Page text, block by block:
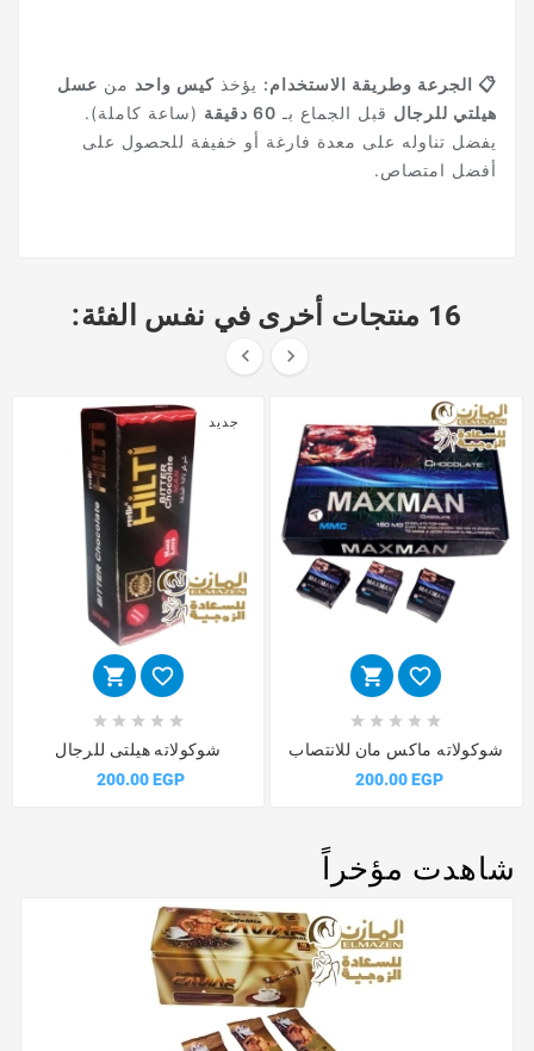
📋 الجرعة وطريقة الاستخدام: يؤخذ كيس واحد من عسل
هيلتي للرجال قبل الجماع بـ 60 دقيقة
(ساعة كاملة).
يفضل تناوله على معدة فارغة أو خفيفة للحصول على
أفضل امتصاص.
16 منتجات أخرى في نفس الفئة:
 
جديد
 
    
شوكولاته هيلتى للرجال
200.00 EGP
 
    
شوكولاته ماكس مان للانتصاب
200.00 EGP
شاهدت مؤخراً